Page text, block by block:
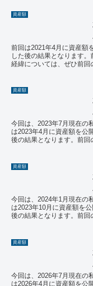
資産額
前回は2021年4月に資産額
した後の結果となります
経緯については、ぜひ前回
資産額
今回は、2023年7月現在の
は2023年4月に資産額を公
後の結果となります。前回
資産額
今回は、2024年1月現在の
は2023年10月に資産額を
後の結果となります。前
資産額
今回は、2026年7月現在の
は2026年4月に資産額を公